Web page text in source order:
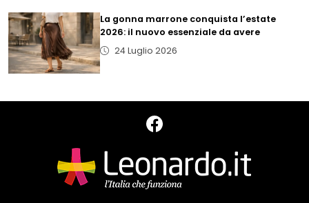
La gonna marrone conquista l’estate
2026: il nuovo essenziale da avere
24 Luglio 2026